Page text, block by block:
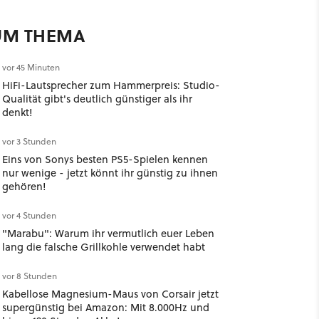
THEMA
vor 45 Minuten
HiFi-Lautsprecher zum Hammerpreis: Studio-
Qualität gibt's deutlich günstiger als ihr
denkt!
vor 3 Stunden
Eins von Sonys besten PS5-Spielen kennen
nur wenige - jetzt könnt ihr günstig zu ihnen
gehören!
vor 4 Stunden
"Marabu": Warum ihr vermutlich euer Leben
lang die falsche Grillkohle verwendet habt
vor 8 Stunden
Kabellose Magnesium-Maus von Corsair jetzt
supergünstig bei Amazon: Mit 8.000Hz und